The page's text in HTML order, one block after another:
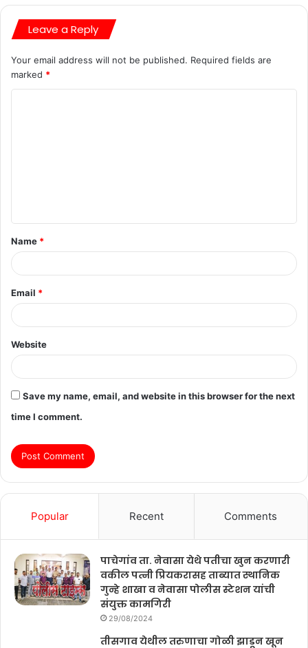
Leave a Reply
Your email address will not be published. Required fields are
marked *
Name *
Email *
Website
Save my name, email, and website in this browser for the next
time I comment.
Popular Recent Comments
पाचेगांव ता. नेवासा येथे पतीचा खुन करणारी
वकील पत्नी प्रियकरासह ताब्यात स्थानिक
गुन्हे शाखा व नेवासा पोलीस स्टेशन यांची
संयुक्त कामगिरी
29/08/2024
तीसगाव येथील तरुणाचा गोळी झाडून खून